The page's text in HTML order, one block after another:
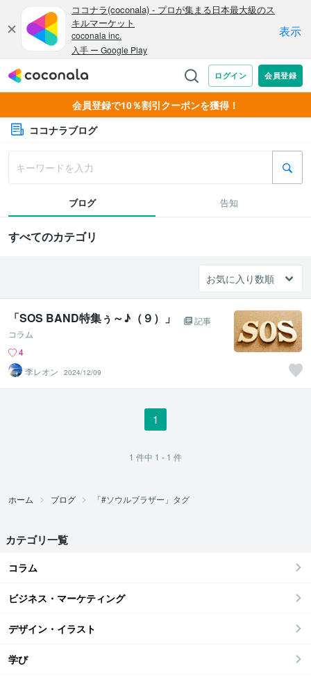
会員登録で10％割引クーポンを獲得！
ココナラブログ
ブログ 告知
すべてのカテゴリ
「SOS BAND特集ぅ～♪（９）」
記事
コラム
4
李レオン
2024/12/09
1
1 件中 1 - 1 件
ホーム ブログ 「#ソウルブラザー」タグ
カテゴリ一覧
コラム
ビジネス・マーケティング
デザイン・イラスト
学び